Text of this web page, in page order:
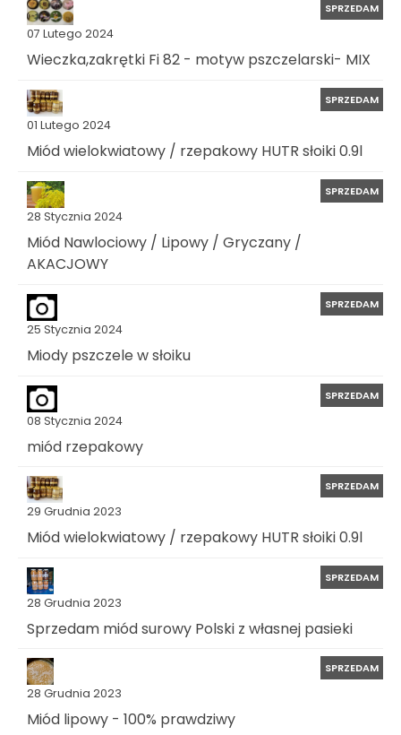
07 Lutego 2024
SPRZEDAM
Wieczka,zakrętki Fi 82 - motyw pszczelarski- MIX
01 Lutego 2024
SPRZEDAM
Miód wielokwiatowy / rzepakowy HUTR słoiki 0.9l
28 Stycznia 2024
SPRZEDAM
Miód Nawlociowy / Lipowy / Gryczany /
AKACJOWY
25 Stycznia 2024
SPRZEDAM
Miody pszczele w słoiku
08 Stycznia 2024
SPRZEDAM
miód rzepakowy
29 Grudnia 2023
SPRZEDAM
Miód wielokwiatowy / rzepakowy HUTR słoiki 0.9l
28 Grudnia 2023
SPRZEDAM
Sprzedam miód surowy Polski z własnej pasieki
28 Grudnia 2023
SPRZEDAM
Miód lipowy - 100% prawdziwy